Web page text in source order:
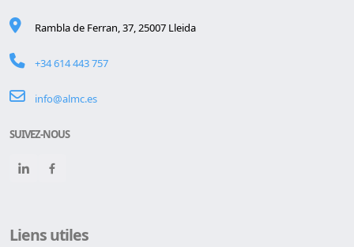
Rambla de Ferran, 37, 25007 Lleida
+34 614 443 757
info@almc.es
SUIVEZ-NOUS
Liens utiles